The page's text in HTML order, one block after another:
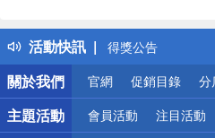
活動快訊
得獎公告
熱門話題
銀行優惠
偏遠地區配送
詐騙網頁！請小心！
關於我們
官網 促銷目錄 分
主題活動 會員活動 注目活動